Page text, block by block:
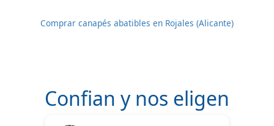
Comprar canapés abatibles en Rojales (Alicante)
Confian y nos eligen